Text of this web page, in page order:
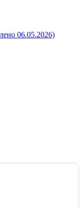
06.05.2026)